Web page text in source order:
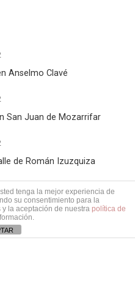
Anselmo Clavé
San Juan de Mozarrifar
de Román Izuzquiza
m2
Casa de pueblo en venta en Calle Agustina de Aragón de Alagón
tenga la mejor experiencia de
su consentimiento para la
la aceptación de nuestra política de